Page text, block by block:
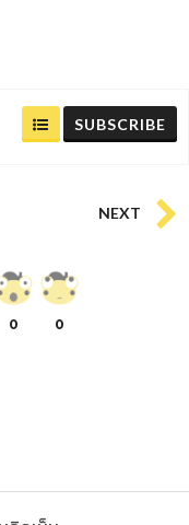
SUBSCRIBE
NEXT
0 0